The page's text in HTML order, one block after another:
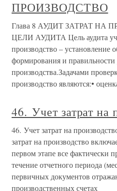
ПРОИЗВОДСТВО
Глава 8 АУДИТ ЗАТРАТ НА
ЦЕЛИ АУДИТА Цель аудита
производство – установление
формирования и правильности
производства.Задачами
производство являются:•
46. Учет затрат на
46. Учет затрат на
затрат на производство
первом этапе все фактически
течение отчетного периода
первичных документов
производственных счетах